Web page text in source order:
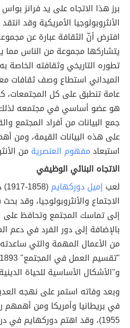
برز هذا الاتجاه على يد فرانز
الأنثروبولوجيا الأمريكية وقد
افترض أنّ الثقافة عبارة عن
يتشاركها مجموعة من الناس مما
تطوره التاريخي وثقافته الخاصة
الميداني استطاع وصف ثقافات
عامة تنطبق على كل المجتمعات،
هو عضو أساسي في مجتمعه
جمع البيانات من أفراد المجتمع
على هذه البيانات القيمة، ومن
استبعادمفهوم العنصرية من
الاتجاه البنائي الوظيفي
لعب إميل دوركهايم
الاجتماع والأنثروبولوجيا، وقد
إلى تماسك المجتمع وتحافظ على
بالإضافة إلى دور الفرد في دعم
من الأعمال المهمة والتي
و"الأشكال الأساسية للحياة الدينية"
وبعد وفاته استمر على نهجه
1955)، وقد اهتم دوركهايم في